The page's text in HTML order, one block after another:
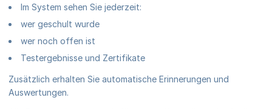
Im System sehen Sie jederzeit:
wer geschult wurde
wer noch offen ist
Testergebnisse und Zertifikate
Zusätzlich erhalten Sie automatische Erinnerungen und
Auswertungen.